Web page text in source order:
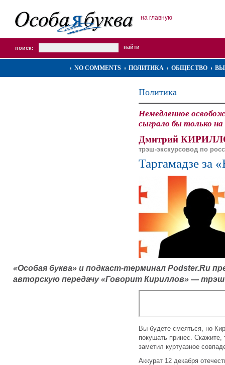
на главную
поиск:
NO COMMENTS ПОЛИТИКА ОБЩЕСТВО
Политика
Немедленное
сыграло бы только на
Дмитрий
трэш-экскурсовод по
Таргамадзе за
«Особая буква» и подкаст-терминал Podster.Ru
авторскую передачу «Говорит Кириллов» —
Вы будете смеяться, но
покушать принес. Скажите,
заметил куртуазное
Аккурат 12 декабря